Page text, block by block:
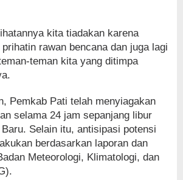
kita tiadakan karena
rawan bencana dan juga lagi
teman kita yang ditimpa
Pemkab Pati telah menyiagakan
selama 24 jam sepanjang libur
Baru. Selain itu, antisipasi potensi
berdasarkan laporan dan
Meteorologi, Klimatologi, dan